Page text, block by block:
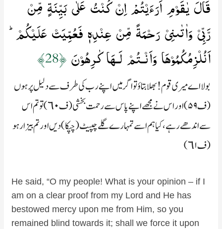
قَالَ يٰقَوۡمِ اَرَءَيۡتُمْ اِنۡ كُنۡتُ عَلٰى بَيِّنَةٍ مِّنۡ
رَّبِّىۡ وَاٰتٰٮنِىۡ رَحۡمَةً مِّنۡ عِنۡدِهٖ فَعُمِّيَتۡ عَلَيۡكُمۡؕ
اَنُلۡزِمُكُمُوۡهَا وَاَنۡـتُمۡ لَـهَا كٰرِهُوۡنَ‏﴿28﴾
بولا اے میری قوم! بھلا بتاؤ تو اگر میں اپنے رب کی طرف سے دلیل پر ہوں
(ف۵۹) اور اس نے مجھے اپنے پاس سے رحمت بخشی (ف٦۰) تو تم اس
سے اندھے رہے، کیا ہم اسے تمہارے گلے چپیٹ (چپکا) دیں اور تم بیزار ہو
(ف٦۱)
He said, “O my people! What is your opinion – if I
am on a clear proof from my Lord and He has
bestowed mercy upon me from Him, so you
remained blind towards it; shall we force it upon